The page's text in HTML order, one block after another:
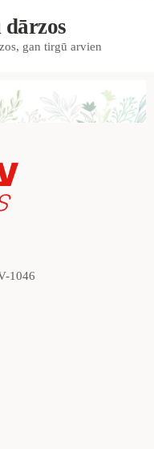
dārzos
gan tirgū arvien
1046